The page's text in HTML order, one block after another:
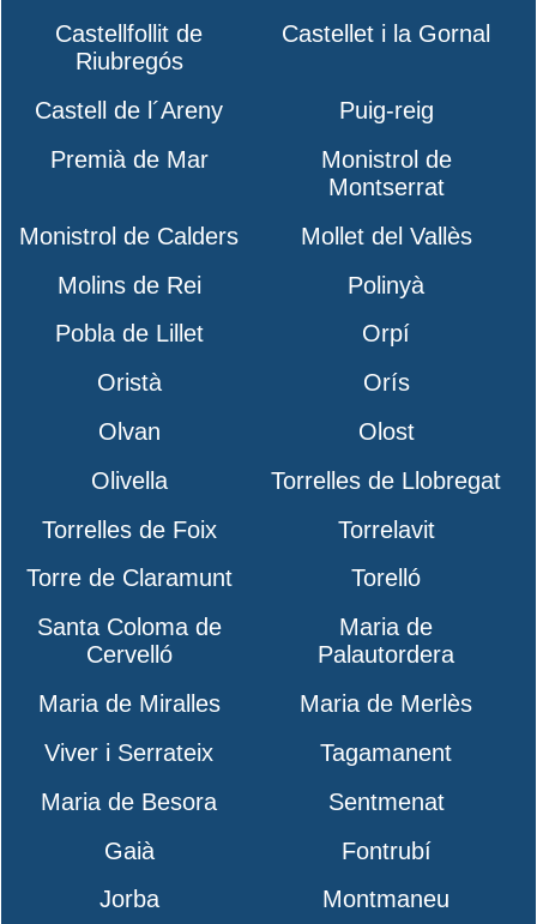
Castellfollit de
Riubregós
Castellet i la Gornal
Castell de l´Areny
Puig-reig
Premià de Mar
Monistrol de
Montserrat
Monistrol de Calders
Mollet del Vallès
Molins de Rei
Polinyà
Pobla de Lillet
Orpí
Oristà
Orís
Olvan
Olost
Olivella
Torrelles de Llobregat
Torrelles de Foix
Torrelavit
Torre de Claramunt
Torelló
Santa Coloma de
Cervelló
Maria de
Palautordera
Maria de Miralles
Maria de Merlès
Viver i Serrateix
Tagamanent
Maria de Besora
Sentmenat
Gaià
Fontrubí
Jorba
Montmaneu